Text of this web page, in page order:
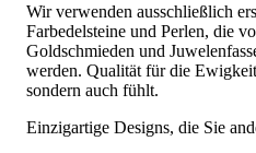
Wir verwenden ausschließlich
Farbedelsteine und Perlen, die
Goldschmieden und
werden. Qualität für die
sondern auch fühlt.
Einzigartige Designs, die Sie